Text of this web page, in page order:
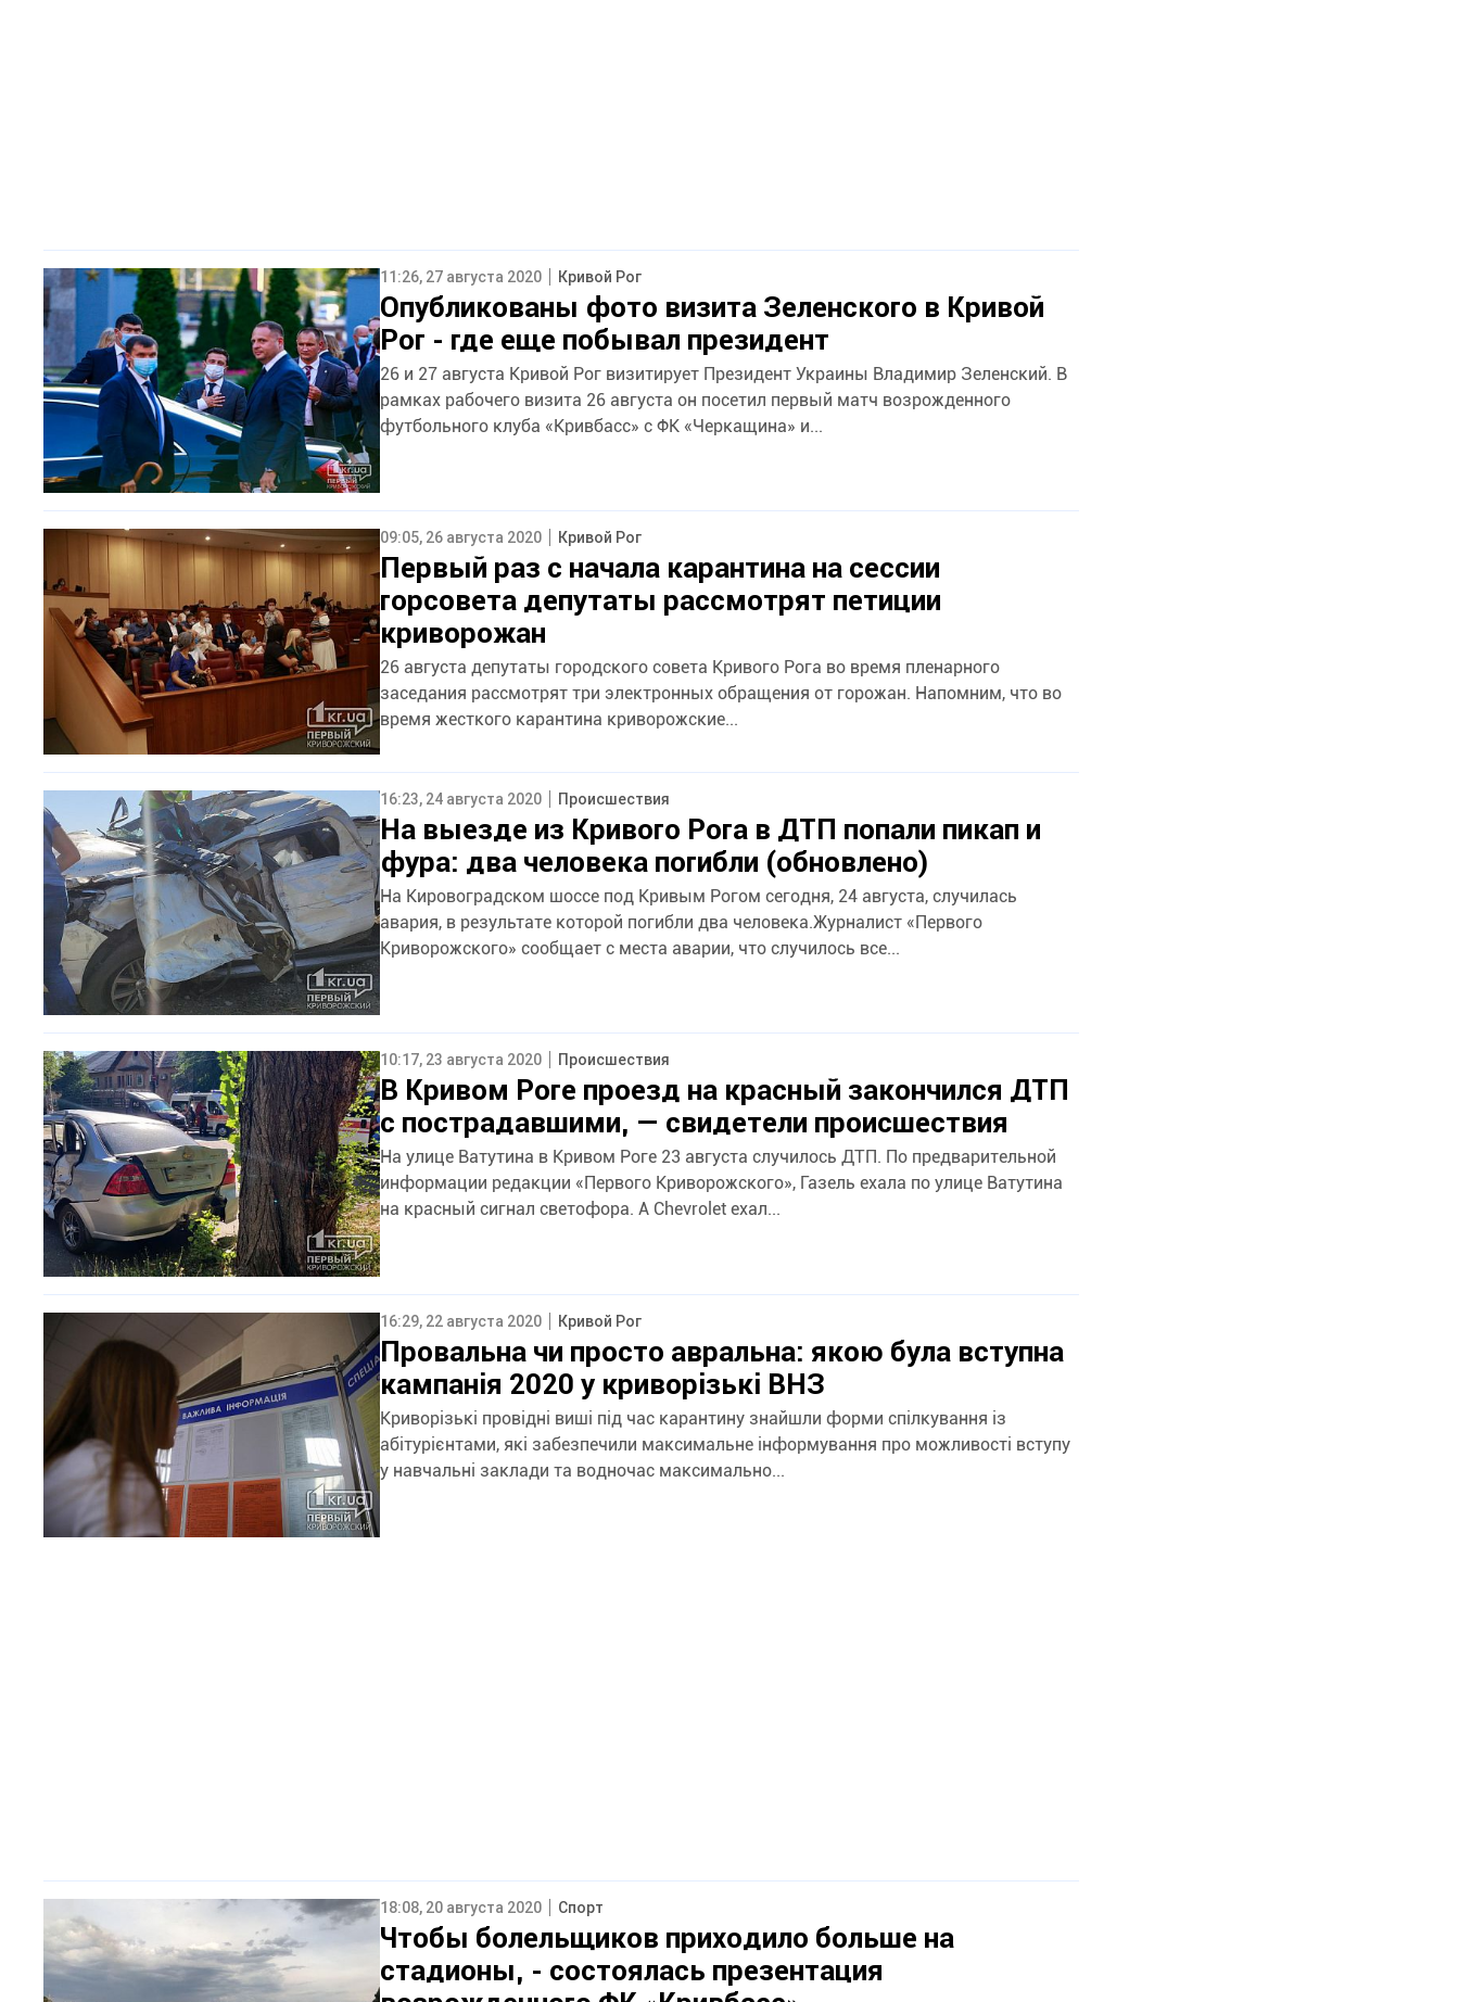
11:26, 27 августа 2020 Кривой Рог
Опубликованы фото визита Зеленского в Кривой
Рог - где еще побывал президент
26 и 27 августа Кривой Рог визитирует Президент Украины Владимир Зеленский. В
рамках рабочего визита 26 августа он посетил первый матч возрожденного
футбольного клуба «Кривбасс» с ФК «Черкащина» и...
09:05, 26 августа 2020 Кривой Рог
Первый раз с начала карантина на сессии
горсовета депутаты рассмотрят петиции
криворожан
26 августа депутаты городского совета Кривого Рога во время пленарного
заседания рассмотрят три электронных обращения от горожан. Напомним, что во
время жесткого карантина криворожские...
16:23, 24 августа 2020 Происшествия
На выезде из Кривого Рога в ДТП попали пикап и
фура: два человека погибли (обновлено)
На Кировоградском шоссе под Кривым Рогом сегодня, 24 августа, случилась
авария, в результате которой погибли два человека.Журналист «Первого
Криворожского» сообщает с места аварии, что случилось все...
10:17, 23 августа 2020 Происшествия
В Кривом Роге проезд на красный закончился ДТП
с пострадавшими, — свидетели происшествия
На улице Ватутина в Кривом Роге 23 августа случилось ДТП. По предварительной
информации редакции «Первого Криворожского», Газель ехала по улице Ватутина
на красный сигнал светофора. А Chevrolet ехал...
16:29, 22 августа 2020 Кривой Рог
Провальна чи просто авральна: якою була вступна
кампанія 2020 у криворізькі ВНЗ
Криворізькі провідні виші під час карантину знайшли форми спілкування із
абітурієнтами, які забезпечили максимальне інформування про можливості вступу
у навчальні заклади та водночас максимально...
18:08, 20 августа 2020 Спорт
Чтобы болельщиков приходило больше на
стадионы, - состоялась презентация